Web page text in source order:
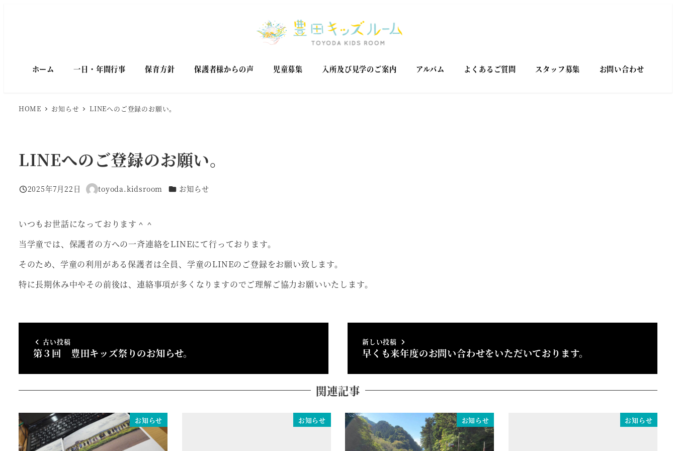
ホーム 一日・年間行事 保育方針 保護者様からの声 児童募集 入所及び見学のご案内 アルバム よくあるご質問 スタッフ募集 お問い合わせ
HOME お知らせ LINEへのご登録のお願い。
LINEへのご登録のお願い。
投稿日
2025年7月22日
著 toyoda.kidsroom カテゴリー
お知らせ
いつもお世話になっております＾＾
当学童では、保護者の方への一斉連絡をLINEにて行っております。
そのため、学童の利用がある保護者は全員、学童のLINEのご登録をお願い致します。
特に長期休み中やその前後は、連絡事項が多くなりますのでご理解ご協力お願いいたします。
古い投稿
第３回 豊田キッズ祭りのお知らせ。
新しい投稿
早くも来年度のお問い合わせをいただいております。
関連記事
お知らせ お知らせ お知らせ お知らせ